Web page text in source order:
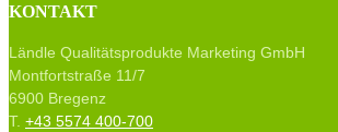
KONTAKT
Ländle Qualitätsprodukte Marketing GmbH
Montfortstraße 11/7
6900 Bregenz
T. +43 5574 400-700